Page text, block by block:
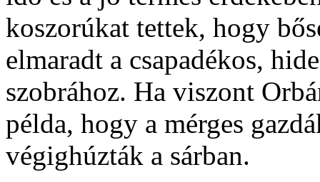
koszorúkat tettek, hogy
elmaradt a csapadékos,
szobrához. Ha viszont
példa, hogy a mérges
végighúzták a sárban.